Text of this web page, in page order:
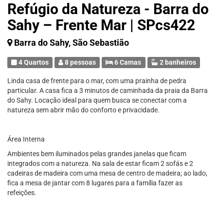
Refúgio da Natureza - Barra do
Sahy – Frente Mar | SPcs422
Barra do Sahy, São Sebastião
4 Quartos 8 pessoas 6 Camas 2 banheiros
Linda casa de frente para o mar, com uma prainha de pedra
particular. A casa fica a 3 minutos de caminhada da praia da Barra
do Sahy. Locação ideal para quem busca se conectar com a
natureza sem abrir mão do conforto e privacidade.
Área Interna
Ambientes bem iluminados pelas grandes janelas que ficam
integrados com a natureza. Na sala de estar ficam 2 sofás e 2
cadeiras de madeira com uma mesa de centro de madeira; ao lado,
fica a mesa de jantar com 8 lugares para a família fazer as
refeições.